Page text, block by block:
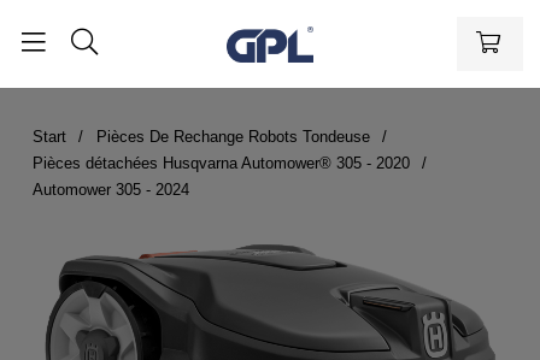
Start
Pièces De Rechange Robots Tondeuse
Pièces détachées Husqvarna Automower® 305 - 2020
Automower 305 - 2024